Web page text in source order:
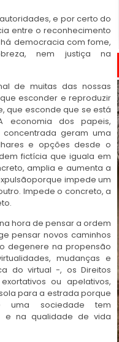
e por certo do
entre o reconhecimento
democracia com fome,
nem justiça na
de muitas das nossas
esconder e reproduzir
que esconde que se está
economia dos papeis,
geram uma
e opções desde o
fictícia que iguala em
amplia e aumenta a
impede um
Impede o concreto, a
hora de pensar a ordem
pensar novos caminhos
degenere na propensão
mudanças e
do virtual -, os Direitos
ou apelativos,
para a estrada porque
uma sociedade tem
e na qualidade de vida